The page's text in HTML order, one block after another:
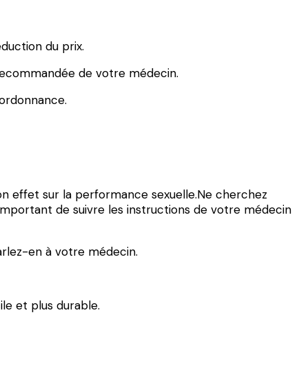
du prix.
de votre médecin.
effet sur la performance sexuelle.Ne cherchez
de suivre les instructions de votre médecin
en à votre médecin.
et plus durable.